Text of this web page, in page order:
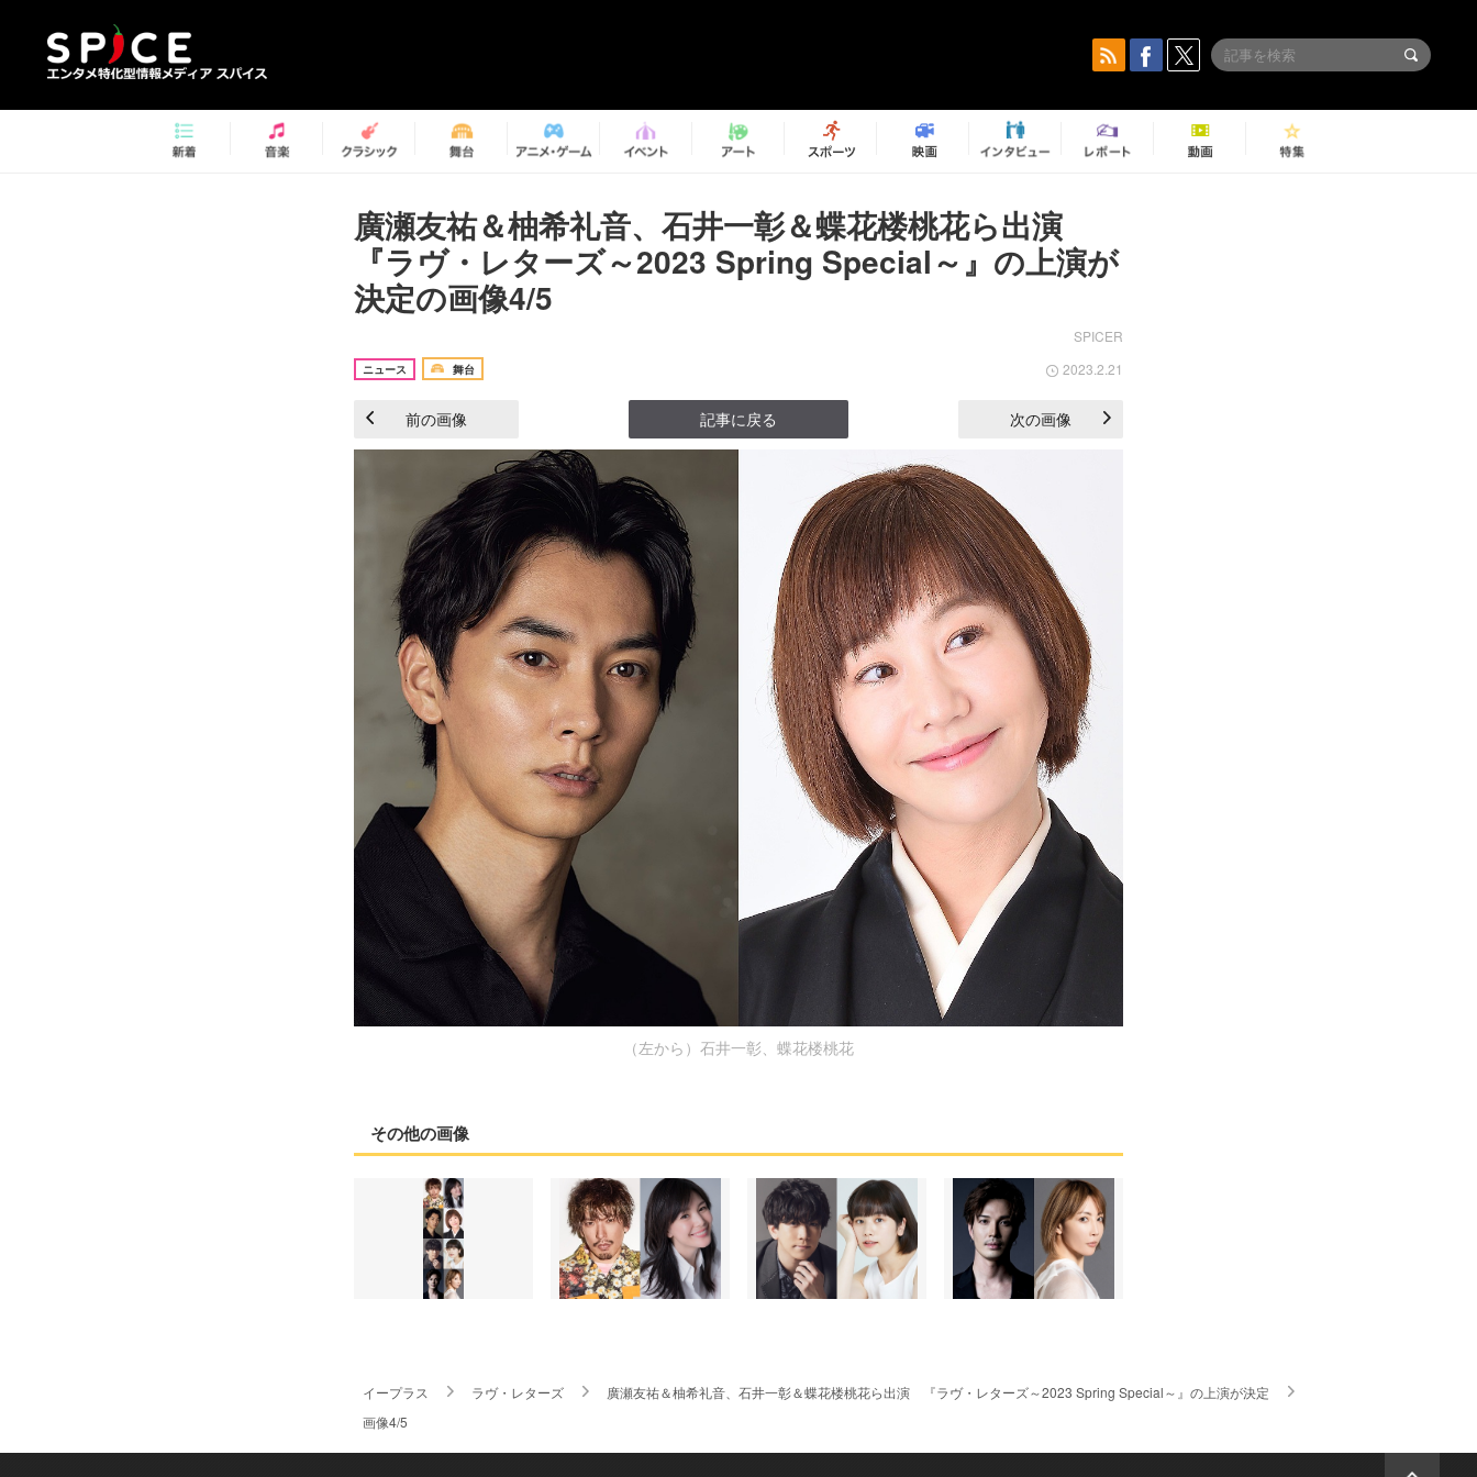
廣瀬友祐＆柚希礼音、石井一彰＆蝶花楼桃花ら出演
『ラヴ・レターズ～2023 Spring Special～』の上演が
決定の画像4/5
SPICER
ニュース 舞台 2023.2.21
前の画像 記事に戻る 次の画像
（左から）石井一彰、蝶花楼桃花
その他の画像
イープラス ラヴ・レターズ
廣瀬友祐＆柚希礼音、石井一彰＆蝶花楼桃花ら出演 『ラヴ・レターズ～2023 Spring Special～』の上演が決定
画像4/5